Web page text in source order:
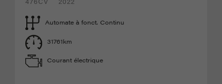
Automate à fonct. Continu
31761km
Courant électrique